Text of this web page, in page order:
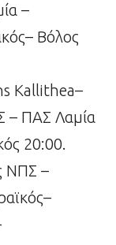
–
Βόλος
Kallithea–
– ΠΑΣ Λαμία
20:00.
ΝΠΣ –